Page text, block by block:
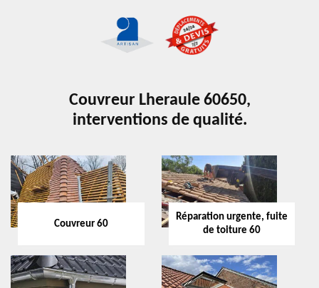
Couvreur Lheraule 60650,
interventions de qualité.
Couvreur 60
Réparation urgente, fuite
de toiture 60